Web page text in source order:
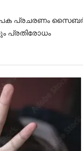
പ്രചരണം
പ്രതിരോധം